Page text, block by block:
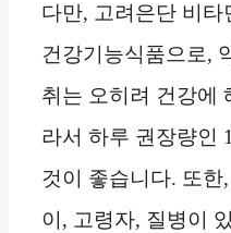
다만, 고려은단 비
건강기능식품으로,
취는 오히려 건강에
라서 하루 권장량인
것이 좋습니다. 또한
이, 고령자, 질병이